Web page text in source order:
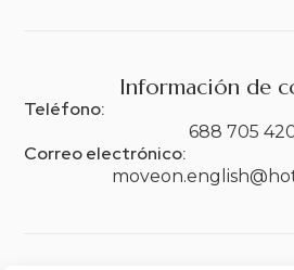
Información de
Teléfono:
688 705
Correo electrónico: